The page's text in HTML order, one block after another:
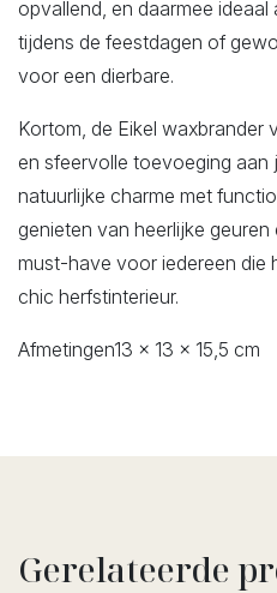
opvallend, en daarmee
tijdens de feestdagen of
voor een dierbare.
Kortom, de Eikel waxbrander
en sfeervolle toevoeging aan
natuurlijke charme met
genieten van heerlijke
must-have voor iedereen die
chic herfstinterieur.
Afmetingen13 x 13 x 15,5 cm
Gerelateerde